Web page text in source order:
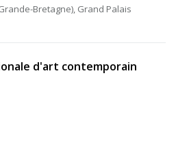
Bretagne), Grand Palais
d'art contemporain